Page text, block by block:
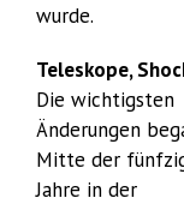
wurde.
Teleskope,
Die wichtigsten
Änderungen
Mitte der
Jahre in der